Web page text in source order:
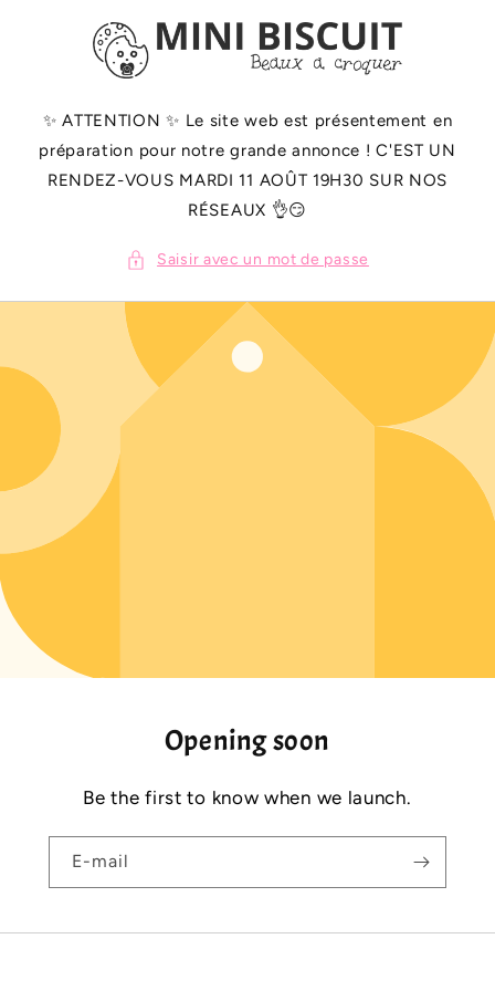
CONTENU
✨️ ATTENTION ✨️ Le site web est présentement en
préparation pour notre grande annonce ! C'EST UN
RENDEZ-VOUS MARDI 11 AOÛT 19H30 SUR NOS
RÉSEAUX 👌😏
Saisir avec un mot de passe
Opening soon
Be the first to know when we launch.
E-mail